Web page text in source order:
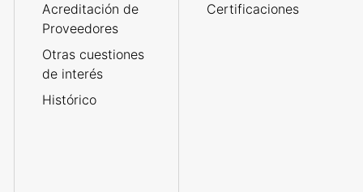
Acreditación de
Proveedores
Otras cuestiones
de interés
Histórico
Certificaciones